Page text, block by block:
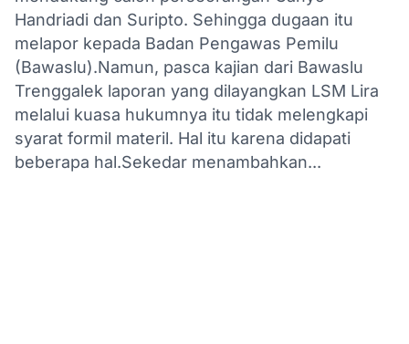
Handriadi dan Suripto. Sehingga dugaan itu
melapor kepada Badan Pengawas Pemilu
(Bawaslu).Namun, pasca kajian dari Bawaslu
Trenggalek laporan yang dilayangkan LSM Lira
melalui kuasa hukumnya itu tidak melengkapi
syarat formil materil. Hal itu karena didapati
beberapa hal.Sekedar menambahkan...